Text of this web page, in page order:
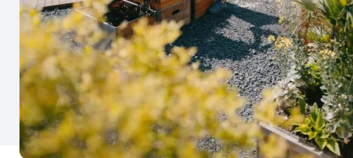
om met zo min mogelijk mensuren producten te maken. Voor één vierkante
gebouw zijn slechts twee mensuren nodig. Dus voor een appartement van
vierkante meter zijn dat zo’n honderd mensuren, in de fabriek én op de
traditionele bouw is dit circa 200-300 uren.